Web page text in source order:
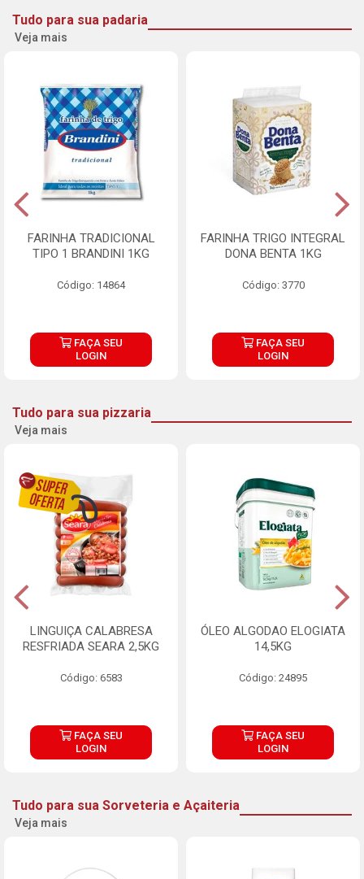
Tudo para sua padaria
Veja mais
FARINHA TRADICIONAL
TIPO 1 BRANDINI 1KG
Código: 14864
FAÇA SEU
LOGIN
FARINHA TRIGO INTEGRAL
DONA BENTA 1KG
Código: 3770
FAÇA SEU
LOGIN
Tudo para sua pizzaria
Veja mais
LINGUIÇA CALABRESA
RESFRIADA SEARA 2,5KG
Código: 6583
FAÇA SEU
LOGIN
ÓLEO ALGODAO ELOGIATA
14,5KG
Código: 24895
FAÇA SEU
LOGIN
Tudo para sua Sorveteria e Açaiteria
Veja mais